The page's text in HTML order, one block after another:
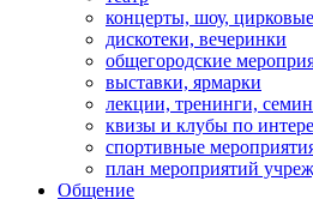
концерты, шоу,
дискотеки, вечеринки
общегородские
выставки, ярмарки
лекции, тренинги,
квизы и клубы по
спортивные
план мероприятий
Общение